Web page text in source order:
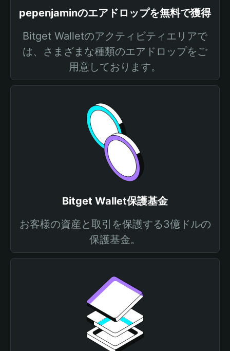
pepenjaminのエアドロップを無料で獲得
Bitget Walletのアクティビティエリアで
は、さまざまな種類のエアドロップをご
用意しております。
Bitget Wallet保護基金
お客様の資産と取引を保護する3億ドルの
保護基金。